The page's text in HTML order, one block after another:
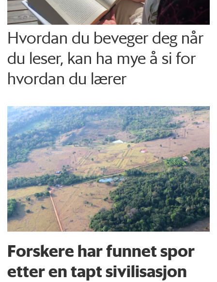
Hvordan du beveger deg når
du leser, kan ha mye å si for
hvordan du lærer
Forskere har funnet spor
etter en tapt sivilisasjon